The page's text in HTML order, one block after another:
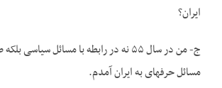
ایران؟
ج- من در سال ۵۵ نه در رابطه با مسائل سیاسی
مسائل حرفه­ای به ایران آمدم.